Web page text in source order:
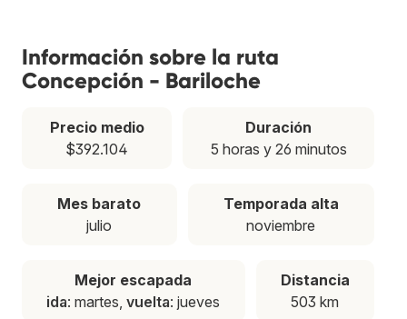
Información sobre la ruta
Concepción - Bariloche
Precio medio
$392.104
Duración
5 horas y 26 minutos
Mes barato
julio
Temporada alta
noviembre
Mejor escapada
ida: martes,vuelta: jueves
Distancia
503 km